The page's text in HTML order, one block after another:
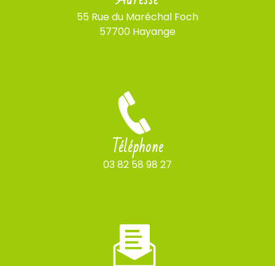
55 Rue du Maréchal Foch
57700 Hayange
Téléphone
03 82 58 98 27